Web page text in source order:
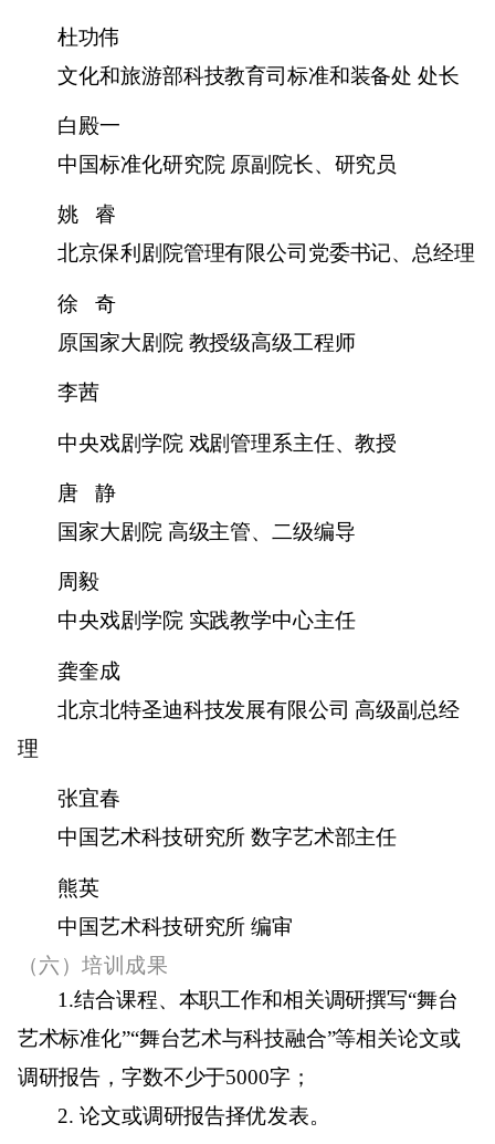
杜功伟
文化和旅游部科技教育司标准和装备处 处长
白殿一
中国标准化研究院 原副院长、研究员
姚
睿
北京保利剧院管理有限公司党委书记、总经理
徐
奇
原国家大剧院 教授级高级工程师
李茜
中央戏剧学院 戏剧管理系主任、教授
唐
静
国家大剧院 高级主管、二级编导
周毅
中央戏剧学院 实践教学中心主任
龚奎成
北京北特圣迪科技发展有限公司 高级副总经
理
张宜春
中国艺术科技研究所 数字艺术部主任
熊英
中国艺术科技研究所 编审
（六）培训成果
1.结合课程、本职工作和相关调研撰写“舞台
艺术标准化”“舞台艺术与科技融合”等相关论文或
调研报告，字数不少于5000字；
2.论文或调研报告择优发表。